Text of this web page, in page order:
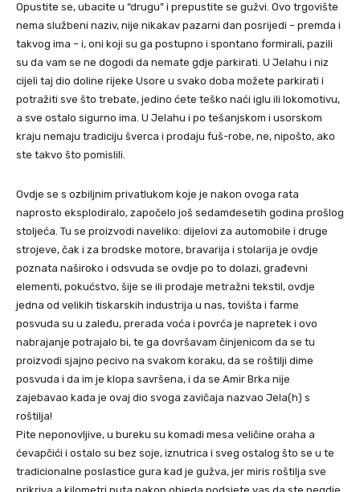
Opustite se, ubacite u “drugu” i prepustite se gužvi. Ovo trgovište
nema službeni naziv, nije nikakav pazarni dan posrijedi – premda i
takvog ima – i, oni koji su ga postupno i spontano formirali, pazili
su da vam se ne dogodi da nemate gdje parkirati. U Jelahu i niz
cijeli taj dio doline rijeke Usore u svako doba možete parkirati i
potražiti sve što trebate, jedino ćete teško naći iglu ili lokomotivu,
a sve ostalo sigurno ima. U Jelahu i po tešanjskom i usorskom
kraju nemaju tradiciju šverca i prodaju fuš-robe, ne, nipošto, ako
ste takvo što pomislili.
Ovdje se s ozbiljnim privatlukom koje je nakon ovoga rata
naprosto eksplodiralo, započelo još sedamdesetih godina prošlog
stoljeća. Tu se proizvodi naveliko: dijelovi za automobile i druge
strojeve, čak i za brodske motore, bravarija i stolarija je ovdje
poznata naširoko i odsvuda se ovdje po to dolazi, građevni
elementi, pokućstvo, šije se ili prodaje metražni tekstil, ovdje
jedna od velikih tiskarskih industrija u nas, tovišta i farme
posvuda su u zaleđu, prerada voća i povrća je napretek i ovo
nabrajanje potrajalo bi, te ga dovršavam činjenicom da se tu
proizvodi sjajno pecivo na svakom koraku, da se roštilji dime
posvuda i da im je klopa savršena, i da se Amir Brka nije
zajebavao kada je ovaj dio svoga zavičaja nazvao Jela(h) s
roštilja!
Pite neponovljive, u bureku su komadi mesa veličine oraha a
ćevapčići i ostalo su bez soje, iznutrica i sveg ostalog što se u te
tradicionalne poslastice gura kad je gužva, jer miris roštilja sve